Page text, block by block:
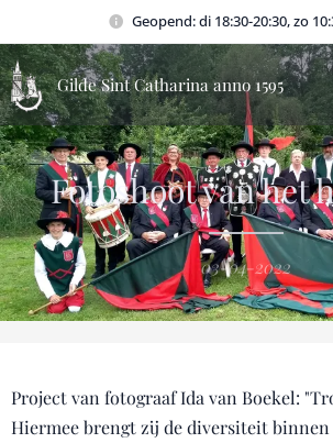
Geopend: di 18:30-20:30, zo
Gilde Sint Catharina anno 1595
Fotoshoot van het
03-04-2022
Project van fotograaf Ida van Boekel:
Hiermee brengt zij de diversiteit binnen